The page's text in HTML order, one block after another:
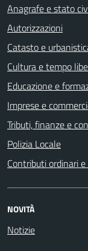
Anagrafe e stato
Autorizzazioni
Catasto e
Cultura e tempo
Educazione e
Imprese e
Tributi, finanze e
Polizia Locale
Contributi ordinari
NOVITÀ
Notizie